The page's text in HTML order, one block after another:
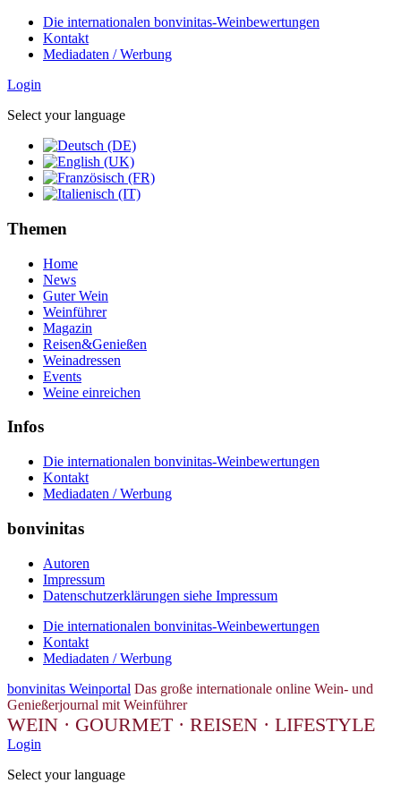
Die internationalen bonvinitas-Weinbewertungen
Kontakt
Mediadaten / Werbung
Login
Select your language
Themen
Home
News
Guter Wein
Weinführer
Magazin
Reisen&Genießen
Weinadressen
Events
Weine einreichen
Infos
Die internationalen bonvinitas-Weinbewertungen
Kontakt
Mediadaten / Werbung
bonvinitas
Autoren
Impressum
Datenschutzerklärungen siehe Impressum
Die internationalen bonvinitas-Weinbewertungen
Kontakt
Mediadaten / Werbung
bonvinitas Weinportal Das große internationale online Wein- und
Genießerjournal mit Weinführer
WEIN · GOURMET · REISEN · LIFESTYLE
Login
Select your language